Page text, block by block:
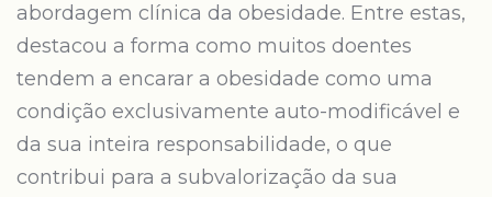
abordagem clínica da obesidade. Entre estas,
destacou a forma como muitos doentes
tendem a encarar a obesidade como uma
condição exclusivamente auto-modificável e
da sua inteira responsabilidade, o que
contribui para a subvalorização da sua